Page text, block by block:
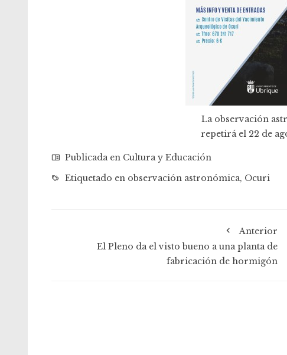
La observación
repetirá el 22 de
Publicada en Cultura y Educación
Etiquetado en observación astronómica, Ocuri
Anterior
El Pleno da el visto bueno a una planta de
fabricación de hormigón